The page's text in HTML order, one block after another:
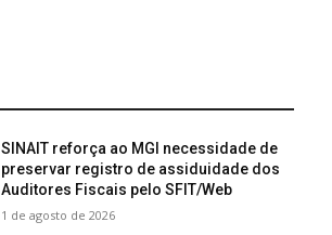
SINAIT reforça ao MGI necessidade de
preservar registro de assiduidade dos
Auditores Fiscais pelo SFIT/Web
1 de agosto de 2026